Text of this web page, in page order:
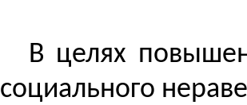
В целях
социального